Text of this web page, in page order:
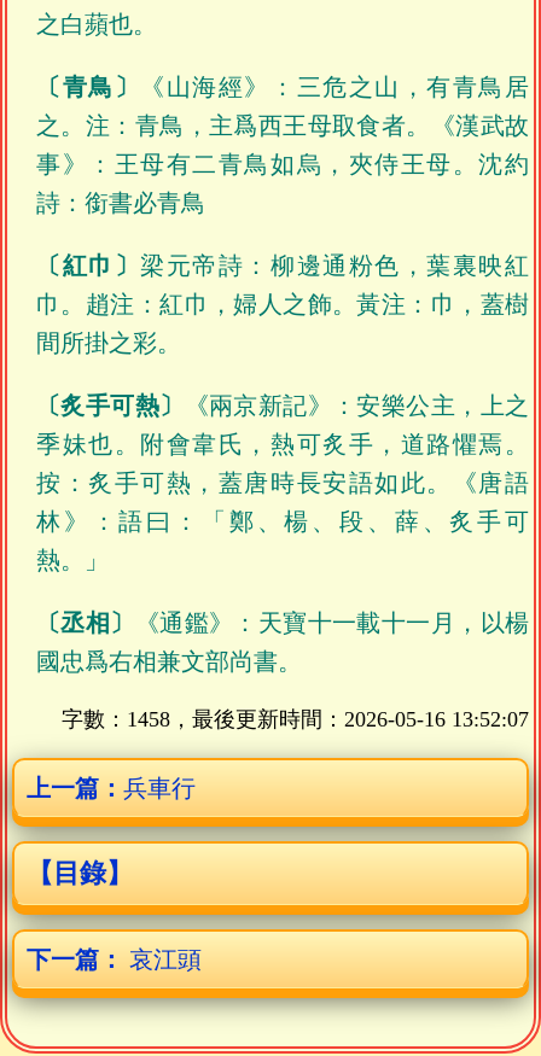
之白蘋也。
〔青鳥〕
《山海經》：三危之山，有青鳥居
之。注：青鳥，主爲西王母取食者。《漢武故
事》：王母有二青鳥如烏，夾侍王母。沈約
詩：銜書必青鳥
〔紅巾〕梁元帝詩：柳邊通粉色，葉裏映紅
巾。趙注：紅巾，婦人之飾。黃注：巾，蓋樹
間所掛之彩。
〔炙手可熱〕
《兩京新記》：安樂公主，上之
季妹也。附會韋氏，熱可炙手，道路懼焉。
按：炙手可熱，蓋唐時長安語如此。《唐語
林》：語曰：「鄭、楊、段、薛、炙手可
熱。」
〔丞相〕
《通鑑》：天寶十一載十一月，以楊
國忠爲右相兼文部尚書。
字數：1458，最後更新時間： 2026-05-16 13:52:07
上一篇： 兵車行
【目錄】
下一篇： 哀江頭